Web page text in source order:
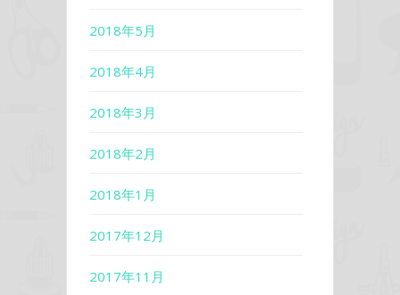
2018年5月
2018年4月
2018年3月
2018年2月
2018年1月
2017年12月
2017年11月